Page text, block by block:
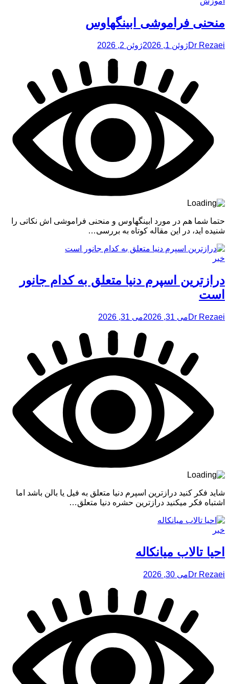
منحنی فراموشی ابینگهاوس
Dr Rezaeiژوئن 1, 2026 ژوئن 2, 2026
حتما شما هم در مورد ابینگهاوس و منحنی فراموشی اش نکاتی را
شنیده اید، در این مقاله کوتاه به بررسی…
خبر
درازترین اسپرم دنیا متعلق به کدام جانور
است
Dr Rezaeiمی 31, 2026 می 31, 2026
شاید فکر کنید درازترین اسپرم دنیا متعلق به فیل یا بالن باشد اما
اشتباه فکر میکنید درازترین حشره دنیا متعلق…
خبر
احیا تالاب میانکاله
Dr Rezaeiمی 30, 2026